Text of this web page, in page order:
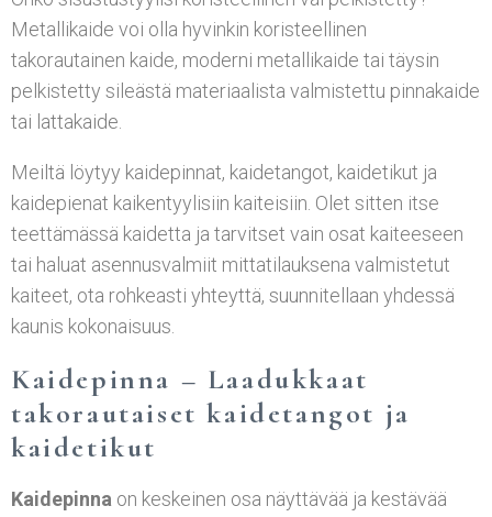
Metallikaide voi olla hyvinkin koristeellinen
takorautainen kaide, moderni metallikaide tai täysin
pelkistetty sileästä materiaalista valmistettu pinnakaide
tai lattakaide.
Meiltä löytyy kaidepinnat, kaidetangot, kaidetikut ja
kaidepienat kaikentyylisiin kaiteisiin. Olet sitten itse
teettämässä kaidetta ja tarvitset vain osat kaiteeseen
tai haluat asennusvalmiit mittatilauksena valmistetut
kaiteet, ota rohkeasti yhteyttä, suunnitellaan yhdessä
kaunis kokonaisuus.
Kaidepinna – Laadukkaat
takorautaiset kaidetangot ja
kaidetikut
Kaidepinna on keskeinen osa näyttävää ja kestävää